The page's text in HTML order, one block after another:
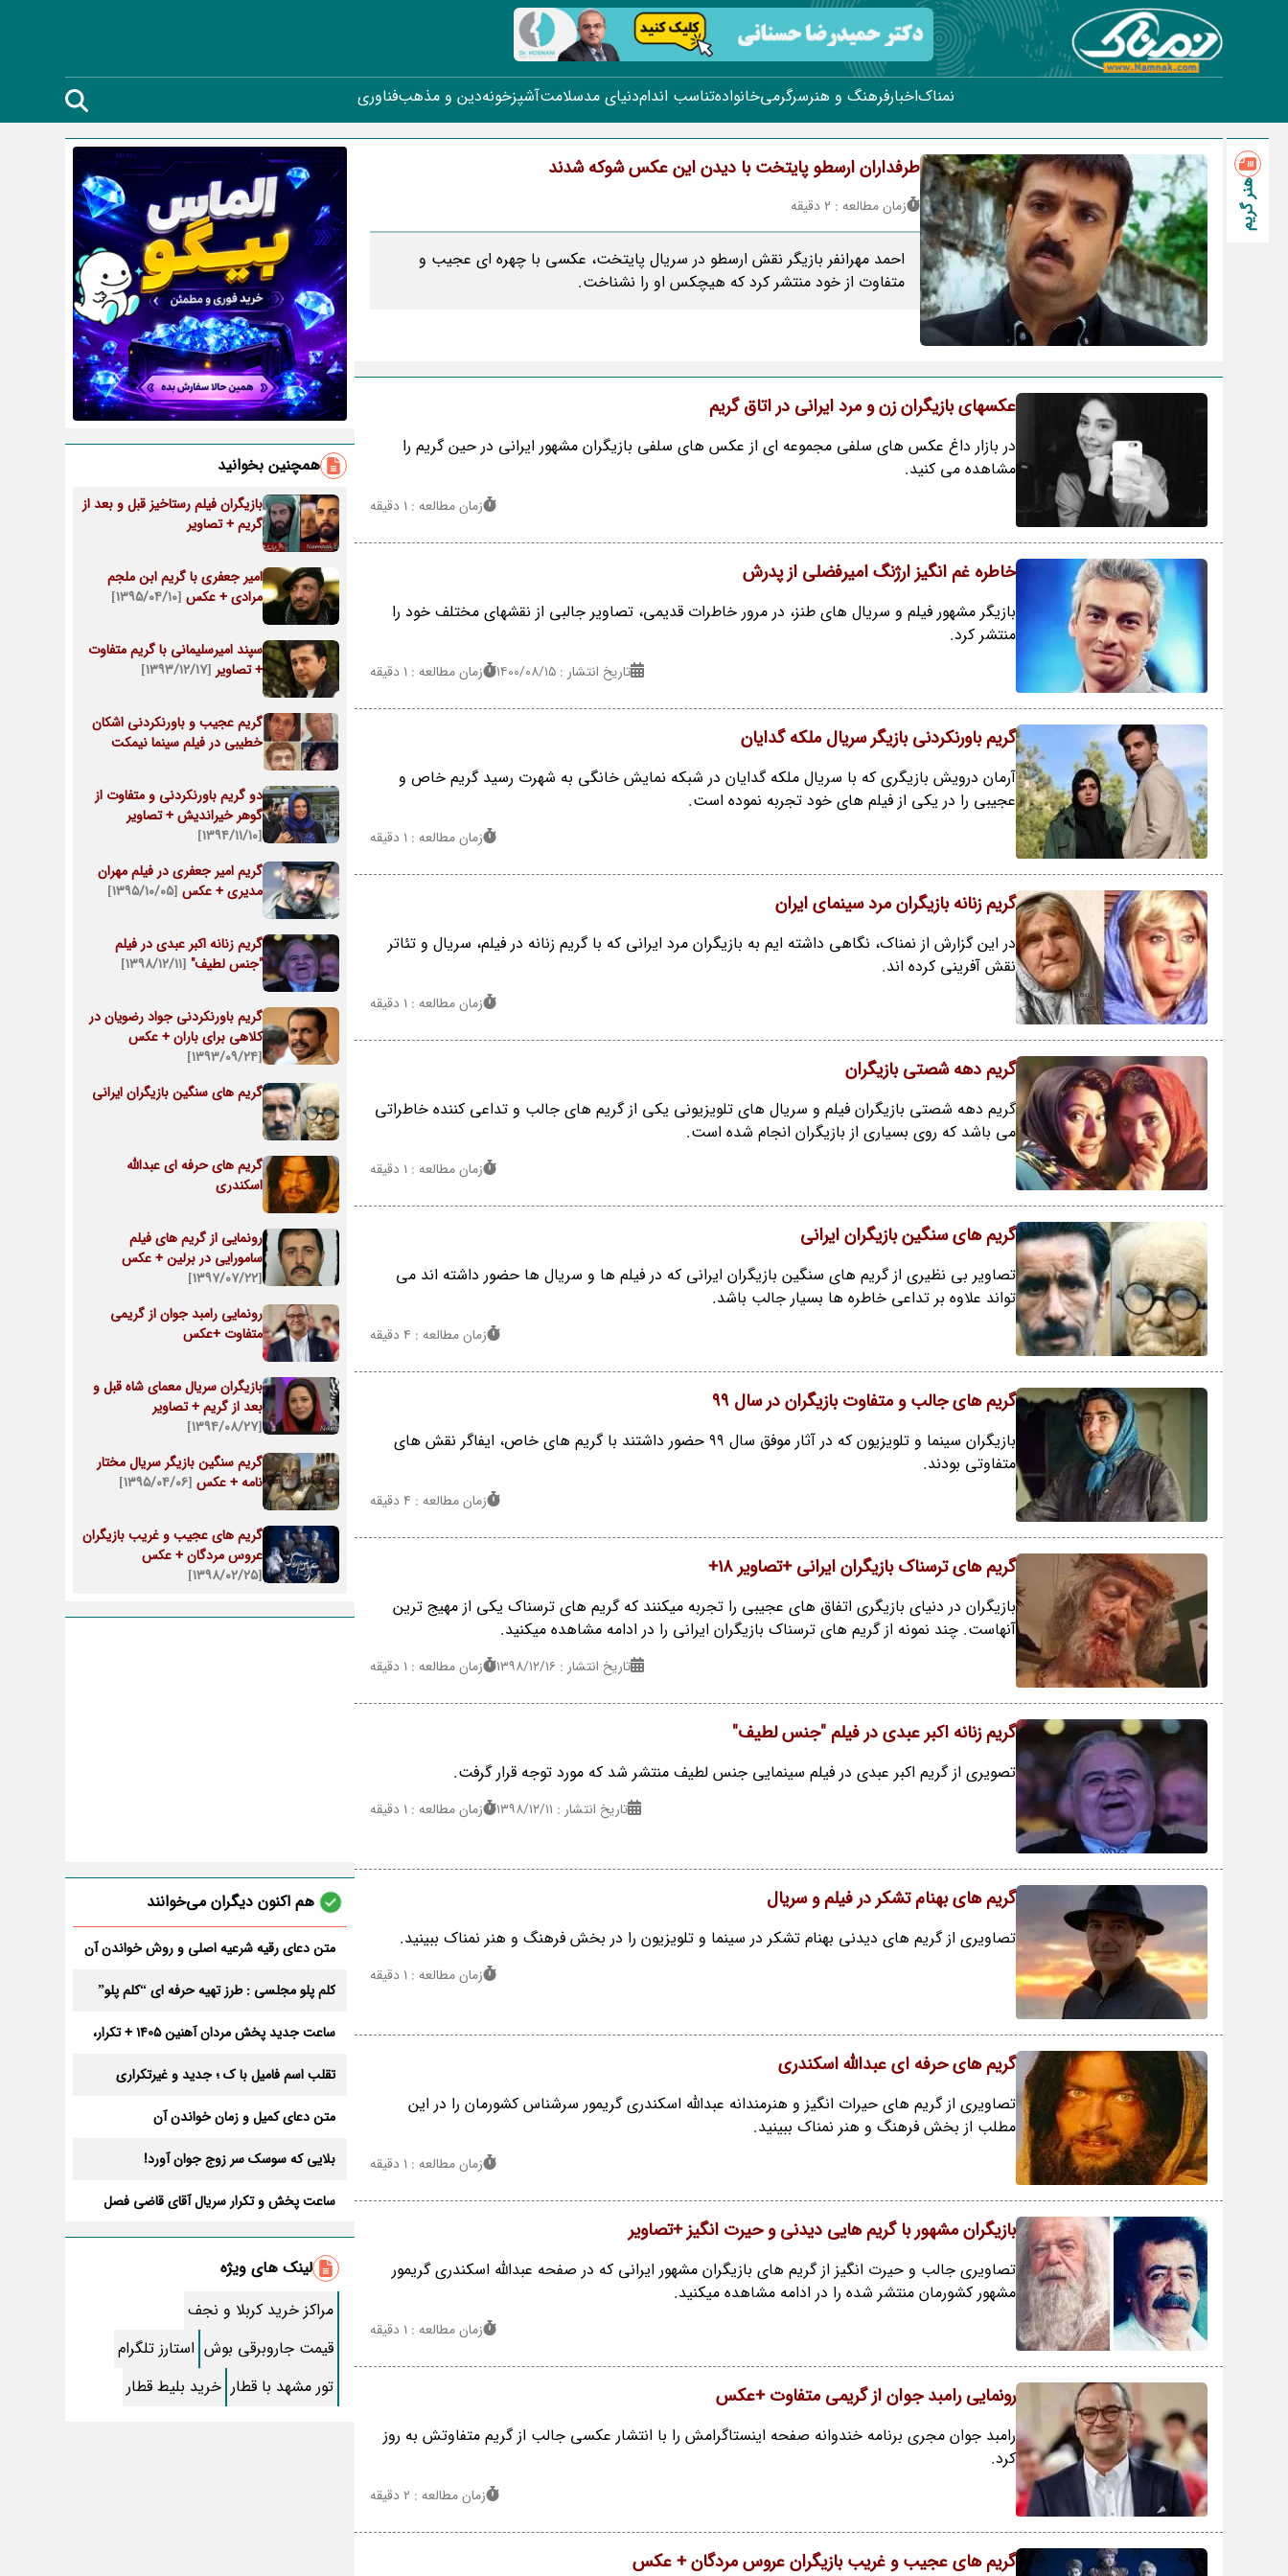
نمناکاخبارفرهنگ و هنرسرگرمیخانوادهتناسب اندامدنیای مدسلامتآشپزخونهدین و مذهبفناوری
هنر گریم
طرفداران ارسطو پایتخت با دیدن این عکس شوکه شدند
زمان مطالعه : 2 دقیقه
احمد مهرانفر بازیگر نقش ارسطو در سریال پایتخت، عکسی با چهره ای عجیب و
متفاوت از خود منتشر کرد که هیچکس او را نشناخت.
عکسهای بازیگران زن و مرد ایرانی در اتاق گریم
در بازار داغ عکس های سلفی مجموعه ای از عکس های سلفی بازیگران مشهور ایرانی در حین گریم را
مشاهده می کنید.
زمان مطالعه : 1 دقیقه
خاطره غم انگیز ارژنگ امیرفضلی از پدرش
بازیگر مشهور فیلم و سریال های طنز، در مرور خاطرات قدیمی، تصاویر جالبی از نقشهای مختلف خود را
منتشر کرد.
تاریخ انتشار : ۱۴۰۰/۰۸/۱۵ زمان مطالعه : 1 دقیقه
گریم باورنکردنی بازیگر سریال ملکه گدایان
آرمان درویش بازیگری که با سریال ملکه گدایان در شبکه نمایش خانگی به شهرت رسید گریم خاص و
عجیبی را در یکی از فیلم های خود تجربه نموده است.
زمان مطالعه : 1 دقیقه
گریم زنانه بازیگران مرد سینمای ایران
در این گزارش از نمناک، نگاهی داشته ایم به بازیگران مرد ایرانی که با گریم زنانه در فیلم، سریال و تئاتر
نقش آفرینی کرده اند.
زمان مطالعه : 1 دقیقه
گریم دهه شصتی بازیگران
گریم دهه شصتی بازیگران فیلم و سریال های تلویزیونی یکی از گریم های جالب و تداعی کننده خاطراتی
می باشد که روی بسیاری از بازیگران انجام شده است.
زمان مطالعه : 1 دقیقه
گریم های سنگین بازیگران ایرانی
تصاویر بی نظیری از گریم های سنگین بازیگران ایرانی که در فیلم ها و سریال ها حضور داشته اند می
تواند علاوه بر تداعی خاطره ها بسیار جالب باشد.
زمان مطالعه : 4 دقیقه
گریم های جالب و متفاوت بازیگران در سال 99
بازیگران سینما و تلویزیون که در آثار موفق سال 99 حضور داشتند با گریم های خاص، ایفاگر نقش های
متفاوتی بودند.
زمان مطالعه : 4 دقیقه
گریم های ترسناک بازیگران ایرانی +تصاویر 18+
بازیگران در دنیای بازیگری اتفاق های عجیبی را تجربه میکنند که گریم های ترسناک یکی از مهیج ترین
آنهاست. چند نمونه از گریم های ترسناک بازیگران ایرانی را در ادامه مشاهده میکنید.
تاریخ انتشار : ۱۳۹۸/۱۲/۱۶ زمان مطالعه : 1 دقیقه
گریم زنانه اکبر عبدی در فیلم "جنس لطیف"
تصویری از گریم اکبر عبدی در فیلم سینمایی جنس لطیف منتشر شد که مورد توجه قرار گرفت.
تاریخ انتشار : ۱۳۹۸/۱۲/۱۱ زمان مطالعه : 1 دقیقه
گریم های بهنام تشکر در فیلم و سریال
تصاویری از گریم های دیدنی بهنام تشکر در سینما و تلویزیون را در بخش فرهنگ و هنر نمناک ببینید.
زمان مطالعه : 1 دقیقه
گریم های حرفه ای عبدالله اسکندری
تصاویری از گریم های حیرات انگیز و هنرمندانه عبدالله اسکندری گریمور سرشناس کشورمان را در این
مطلب از بخش فرهنگ و هنر نمناک ببینید.
زمان مطالعه : 1 دقیقه
بازیگران مشهور با گریم هایی دیدنی و حیرت انگیز +تصاویر
تصاویری جالب و حیرت انگیز از گریم های بازیگران مشهور ایرانی که در صفحه عبدالله اسکندری گریمور
مشهور کشورمان منتشر شده را در ادامه مشاهده میکنید.
زمان مطالعه : 1 دقیقه
رونمایی رامبد جوان از گریمی متفاوت +عکس
رامبد جوان مجری برنامه خندوانه صفحه اینستاگرامش را با انتشار عکسی جالب از گریم متفاوتش به روز
کرد.
زمان مطالعه : 2 دقیقه
گریم های عجیب و غریب بازیگران عروس مردگان + عکس
همچنین بخوانید
بازیگران فیلم رستاخیز قبل و بعد از
گریم + تصاویر
امیر جعفری با گریم ابن ملجم
مرادی + عکس [۱۳۹۵/۰۴/۱۰]
سپند امیرسلیمانی با گریم متفاوت
+ تصاویر [۱۳۹۳/۱۲/۱۷]
گریم عجیب و باورنکردنی اشکان
خطیبی در فیلم سینما نیمکت
دو گریم باورنکردنی و متفاوت از
گوهر خیراندیش + تصاویر
[۱۳۹۴/۱۱/۱۰]
گریم امیر جعفری در فیلم مهران
مدیری + عکس [۱۳۹۵/۱۰/۰۵]
گریم زنانه اکبر عبدی در فیلم
"جنس لطیف" [۱۳۹۸/۱۲/۱۱]
گریم باورنکردنی جواد رضویان در
کلاهی برای باران + عکس
[۱۳۹۳/۰۹/۲۴]
گریم های سنگین بازیگران ایرانی
گریم های حرفه ای عبدالله
اسکندری
رونمایی از گریم های فیلم
سامورایی در برلین + عکس
[۱۳۹۷/۰۷/۲۲]
رونمایی رامبد جوان از گریمی
متفاوت +عکس
بازیگران سریال معمای شاه قبل و
بعد از گریم + تصاویر
[۱۳۹۴/۰۸/۲۷]
گریم سنگین بازیگر سریال مختار
نامه + عکس [۱۳۹۵/۰۴/۰۶]
گریم های عجیب و غریب بازیگران
عروس مردگان + عکس
[۱۳۹۸/۰۲/۲۵]
هم اکنون دیگران می‌خوانند
متن دعای رقیه شرعیه اصلی و روش خواندن آن
کلم پلو مجلسی : طرز تهیه حرفه ای “کلم پلو”
ساعت جدید پخش مردان آهنین 1405 + تکرار،
تقلب اسم فامیل با ک ؛ جدید و غیرتکراری
متن دعای کمیل و زمان خواندن آن
بلایی که سوسک سر زوج جوان آورد!
ساعت پخش و تکرار سریال آقای قاضی فصل
طرز تهیه سالاد ماکارونی خانگی خوشمزه و لذیذ
+ آموزش تصویری
طرز تهیه پاستا با سس آلفردو و مرغ فوری +
آموزش تصویری پنه
جواب کامل اسم فامیل با “س”
ماه قرمز نشانه آخر دنیا در آسمان ظاهر شد !
جملات زیبا برای بهترین پدر دنیا
لینک های ویژه
مراکز خرید کربلا و نجف
قیمت جاروبرقی بوش استارز تلگرام
تور مشهد با قطار خرید بلیط قطار